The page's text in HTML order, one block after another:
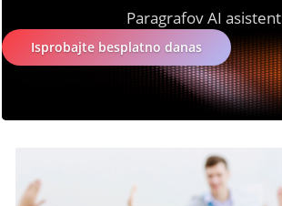
Paragrafov AI asistent
Isprobajte besplatno danas